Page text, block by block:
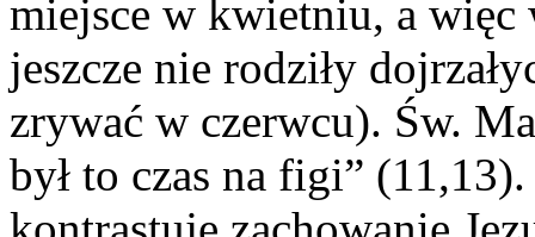
miejsce w kwietniu, a
jeszcze nie rodziły
zrywać w czerwcu). Św.
był to czas na figi”